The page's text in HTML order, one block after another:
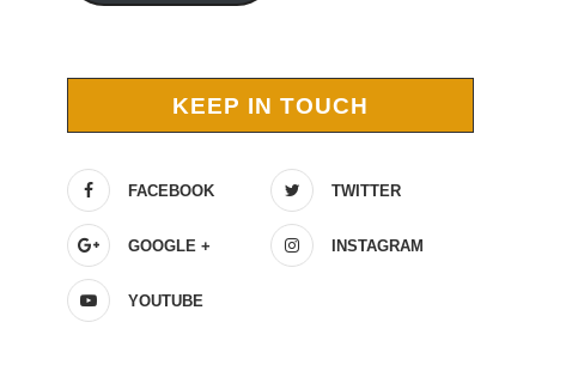
KEEP IN TOUCH
FACEBOOK TWITTER
GOOGLE + INSTAGRAM
YOUTUBE